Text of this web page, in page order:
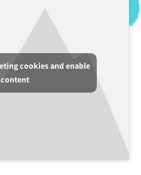
cookies and enable